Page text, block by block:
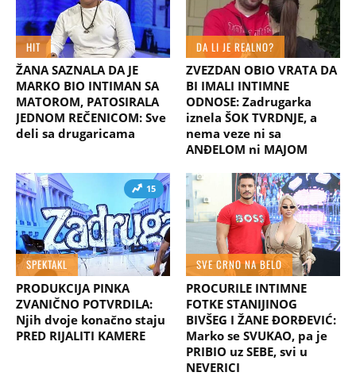
HIT
ŽANA SAZNALA DA JE
MARKO BIO INTIMAN SA
MATOROM, PATOSIRALA
JEDNOM REČENICOM: Sve
deli sa drugaricama
DA LI JE REALNO?
ZVEZDAN OBIO VRATA DA
BI IMALI INTIMNE
ODNOSE: Zadrugarka
iznela ŠOK TVRDNJE, a
nema veze ni sa
ANĐELOM ni MAJOM
15
SPEKTAKL
PRODUKCIJA PINKA
ZVANIČNO POTVRDILA:
Njih dvoje konačno staju
PRED RIJALITI KAMERE
SVE CRNO NA BELO
PROCURILE INTIMNE
FOTKE STANIJINOG
BIVŠEG I ŽANE ĐORĐEVIĆ:
Marko se SVUKAO, pa je
PRIBIO uz SEBE, svi u
NEVERICI